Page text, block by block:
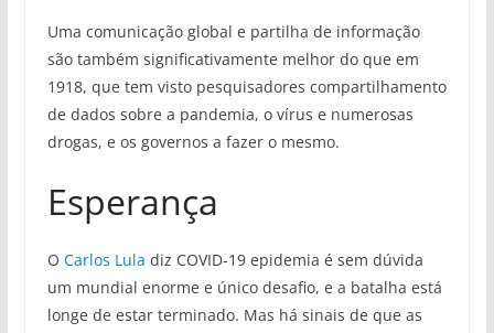
Uma comunicação global e partilha de informação
são também significativamente melhor do que em
1918, que tem visto pesquisadores compartilhamento
de dados sobre a pandemia, o vírus e numerosas
drogas, e os governos a fazer o mesmo.
Esperança
O Carlos Lula diz COVID-19 epidemia é sem dúvida
um mundial enorme e único desafio, e a batalha está
longe de estar terminado. Mas há sinais de que as